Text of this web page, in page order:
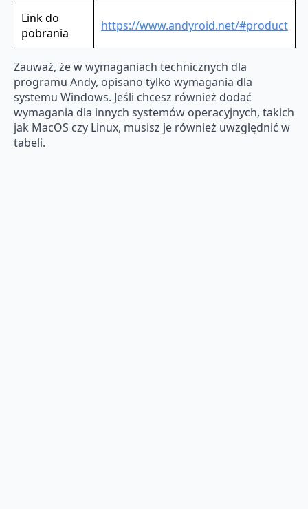
Link do
pobrania
https://www.andyroid.net/#product
Zauważ, że w wymaganiach technicznych dla
programu Andy, opisano tylko wymagania dla
systemu Windows. Jeśli chcesz również dodać
wymagania dla innych systemów operacyjnych, takich
jak MacOS czy Linux, musisz je również uwzględnić w
tabeli.